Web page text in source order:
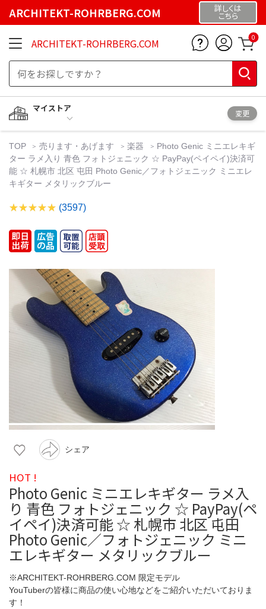
ARCHITEKT-ROHRBERG.COM 詳しくは
こちら
ARCHITEKT-ROHRBERG.COM 0
マイストア
変更
TOP 売ります・あげます 楽器
Photo Genic ミニエレキギ
ター ラメ入り 青色 フォトジェニック ☆ PayPay(ペイペイ)決済可
能 ☆ 札幌市 北区 屯田 Photo Genic／フォトジェニック ミニエレ
キギター メタリックブルー
(3597)
シェア
HOT !
Photo Genic ミニエレキギター ラメ入
り 青色 フォトジェニック ☆ PayPay(ペ
イペイ)決済可能 ☆ 札幌市 北区 屯田
Photo Genic／フォトジェニック ミニ
エレキギター メタリックブルー
※ARCHITEKT-ROHRBERG.COM 限定モデル
YouTuberの皆様に商品の使い心地などをご紹介いただいておりま
す！